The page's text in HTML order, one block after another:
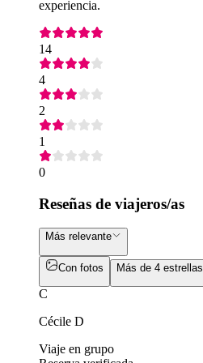
experiencia.
14
4
2
1
0
Reseñas de viajeros/as
Más relevante
Con fotos Más de 4 estrellas
C
Cécile D
Viaje en grupo